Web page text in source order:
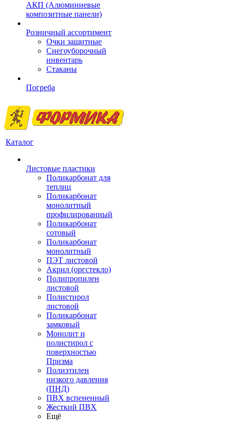
АКП (Алюминиевые
композитные панели)
Розничный ассортимент
Очки защитные
Снегоуборочный
инвентарь
Стаканы
Погреба
Каталог
Листовые пластики
Поликарбонат для
теплиц
Поликарбонат
монолитный
профилированный
Поликарбонат
сотовый
Поликарбонат
монолитный
ПЭТ листовой
Акрил (оргстекло)
Полипропилен
листовой
Полистирол
листовой
Поликарбонат
замковый
Монолит и
полистирол с
поверхностью
Призма
Полиэтилен
низкого давления
(ПНД)
ПВХ вспененный
Жесткий ПВХ
Ещё